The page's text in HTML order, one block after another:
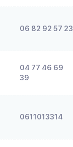
06 82 92 57 23
04 77 46 69
39
0611013314